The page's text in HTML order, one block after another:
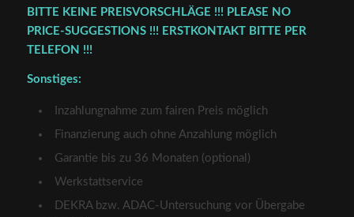
BITTE KEINE PREISVORSCHLÄGE !!! PLEASE NO
PRICE-SUGGESTIONS !!! ERSTKONTAKT BITTE PER
TELEFON !!!
Sonstiges:
Inzahlungnahme zum fairen Preis möglich
Finanzierung auch ohne Anzahlung möglich
Garantie bis zu 36 Monaten (optional)
Werkstattservice
DEKRA bzw. ADAC-Untersuchung vor Übergabe